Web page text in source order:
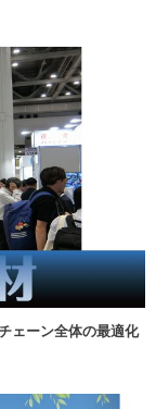
ェーン全体の最適化